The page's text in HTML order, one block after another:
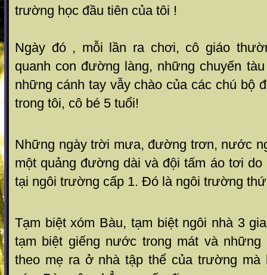
trường học đầu tiên của tôi !
Ngày đó , mỗi lần ra chơi, cô giáo
quanh con đường làng, những chuyến
những cánh tay vẫy chào của các chú bộ
trong tôi, cô bé 5 tuổi!
Những ngày trời mưa, đường trơn, nước
một quảng đường dài và đội tấm áo tơi
tại ngôi trường cấp 1. Đó là ngôi trường
Tạm biệt xóm Bàu, tạm biệt ngôi nhà 3
tạm biệt giếng nước trong mát và
theo mẹ ra ở nhà tập thể của trường mà